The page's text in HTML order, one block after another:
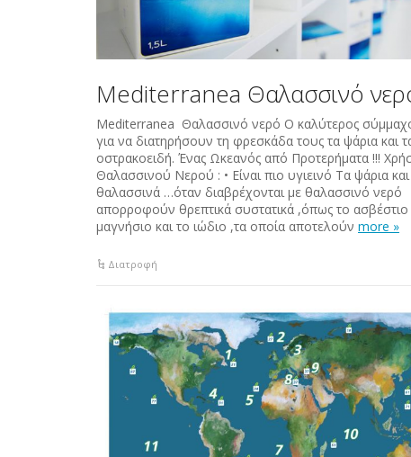
Mediterranea Θαλασσινό
Mediterranea Θαλασσινό νερό Ο καλύτερος
για να διατηρήσουν τη φρεσκάδα τους τα ψάρια και
οστρακοειδή. Ένας Ωκεανός από Προτερήματα !!!
Θαλασσινού Νερού : • Είναι πιο υγιεινό Τα ψάρια
θαλασσινά …όταν διαβρέχονται με θαλασσινό νερό
απορροφούν θρεπτικά συστατικά ,όπως το ασβέστιο
μαγνήσιο και το ιώδιο ,τα οποία αποτελούν more »
Διατροφή